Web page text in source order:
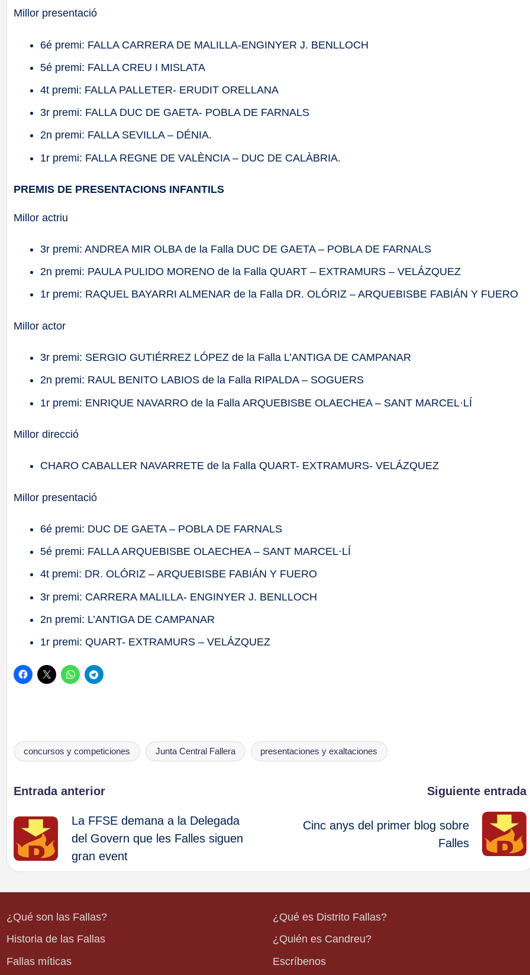
Millor presentació
6é premi: FALLA CARRERA DE MALILLA-ENGINYER J. BENLLOCH
5é premi: FALLA CREU I MISLATA
4t premi: FALLA PALLETER- ERUDIT ORELLANA
3r premi: FALLA DUC DE GAETA- POBLA DE FARNALS
2n premi: FALLA SEVILLA – DÉNIA.
1r premi: FALLA REGNE DE VALÈNCIA – DUC DE CALÀBRIA.
PREMIS DE PRESENTACIONS INFANTILS
Millor actriu
3r premi: ANDREA MIR OLBA de la Falla DUC DE GAETA – POBLA DE FARNALS
2n premi: PAULA PULIDO MORENO de la Falla QUART – EXTRAMURS – VELÁZQUEZ
1r premi: RAQUEL BAYARRI ALMENAR de la Falla DR. OLÓRIZ – ARQUEBISBE FABIÁN Y FUERO
Millor actor
3r premi: SERGIO GUTIÉRREZ LÓPEZ de la Falla L’ANTIGA DE CAMPANAR
2n premi: RAUL BENITO LABIOS de la Falla RIPALDA – SOGUERS
1r premi: ENRIQUE NAVARRO de la Falla ARQUEBISBE OLAECHEA – SANT MARCEL·LÍ
Millor direcció
CHARO CABALLER NAVARRETE de la Falla QUART- EXTRAMURS- VELÁZQUEZ
Millor presentació
6é premi: DUC DE GAETA – POBLA DE FARNALS
5é premi: FALLA ARQUEBISBE OLAECHEA – SANT MARCEL·LÍ
4t premi: DR. OLÓRIZ – ARQUEBISBE FABIÁN Y FUERO
3r premi: CARRERA MALILLA- ENGINYER J. BENLLOCH
2n premi: L’ANTIGA DE CAMPANAR
1r premi: QUART- EXTRAMURS – VELÁZQUEZ
Etiquetas:
concursos y competiciones Junta Central Fallera presentaciones y exaltaciones
Navegación
de
entradas
Entrada anterior
La FFSE demana a la Delegada
del Govern que les Falles siguen
gran event
Siguiente entrada
Cinc anys del primer blog sobre
Falles
¿Qué son las Fallas?
Historia de las Fallas
Fallas míticas
¿Qué es Distrito Fallas?
¿Quién es Candreu?
Escríbenos